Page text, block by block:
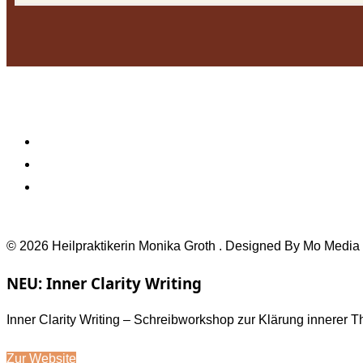
© 2026 Heilpraktikerin Monika Groth . Designed By Mo Media
NEU: Inner Clarity Writing
Inner Clarity Writing – Schreibworkshop zur Klärung innerer
Zur Website